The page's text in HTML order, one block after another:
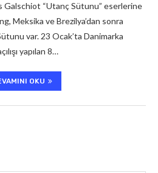
Galschiot “Utanç Sütunu” eserlerine
Meksika ve Brezilya’dan sonra
var. 23 Ocak’ta Danimarka
yapılan 8…
OKU